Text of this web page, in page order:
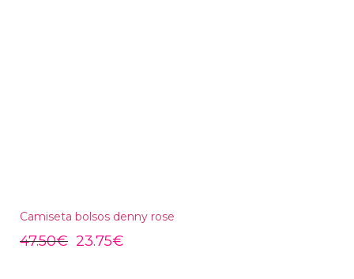
Camiseta bolsos denny rose
47.50€ 23.75€